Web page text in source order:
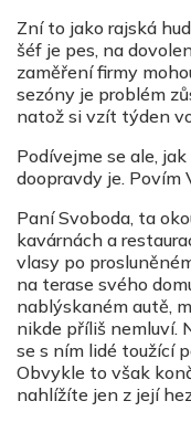
Zní to jako rajská
šéf je pes, na
zaměření firmy
sezóny je problém
natož si vzít týden
Podívejme se ale,
doopravdy je.
Paní Svoboda, ta
kavárnách a
vlasy po
na terase svého
nablýskaném autě,
nikde příliš nemluví.
se s ním lidé toužící
Obvykle to však
nahlížíte jen z její